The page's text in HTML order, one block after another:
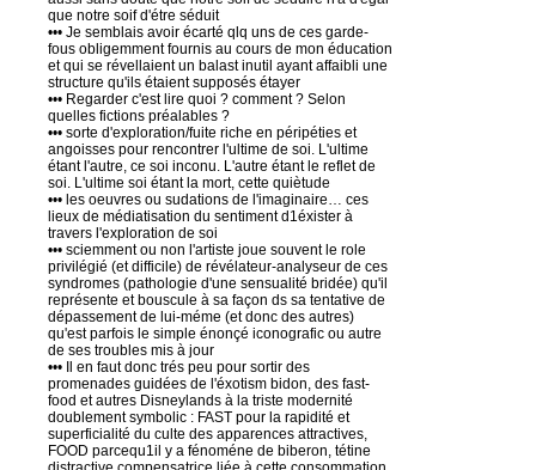
que notre soif d'étre séduit
••• Je semblais avoir écarté qlq uns de ces garde-
fous obligemment fournis au cours de mon éducation
et qui se révellaient un balast inutil ayant affaibli une
structure qu'ils étaient supposés étayer
••• Regarder c'est lire quoi ? comment ? Selon
quelles fictions préalables ?
••• sorte d'exploration/fuite riche en péripéties et
angoisses pour rencontrer l'ultime de soi. L'ultime
étant l'autre, ce soi inconu. L'autre étant le reflet de
soi. L'ultime soi étant la mort, cette quiètude
••• les oeuvres ou sudations de l'imaginaire… ces
lieux de médiatisation du sentiment d1éxister à
travers l'exploration de soi
••• sciemment ou non l'artiste joue souvent le role
privilégié (et difficile) de révélateur-analyseur de ces
syndromes (pathologie d'une sensualité bridée) qu'il
représente et bouscule à sa façon ds sa tentative de
dépassement de lui-méme (et donc des autres)
qu'est parfois le simple énonçé iconografic ou autre
de ses troubles mis à jour
••• Il en faut donc trés peu pour sortir des
promenades guidées de l'éxotism bidon, des fast-
food et autres Disneylands à la triste modernité
doublement symbolic : FAST pour la rapidité et
superficialité du culte des apparences attractives,
FOOD parcequ1il y a fénoméne de biberon, tétine